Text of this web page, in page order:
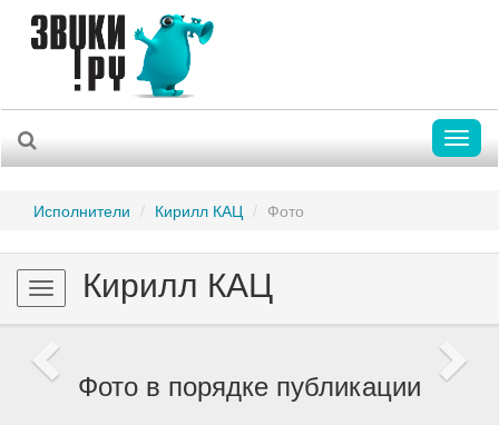
Исполнители Кирилл КАЦ Фото
Toggle
navigation
Кирилл КАЦ
Previous
Фото в порядке публикации